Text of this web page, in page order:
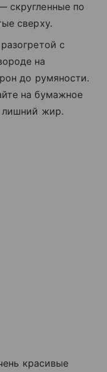
скругленные по
сверху.
с
на
до румяности.
на бумажное
лишний жир.
красивые